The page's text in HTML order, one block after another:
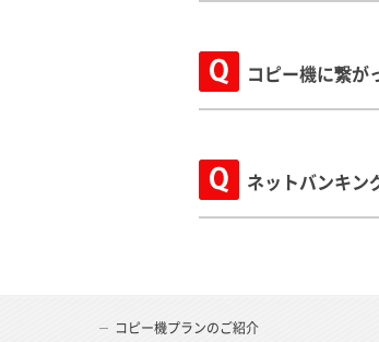
コピー機に繋が
ネットバンキン
コピー機プランのご紹介